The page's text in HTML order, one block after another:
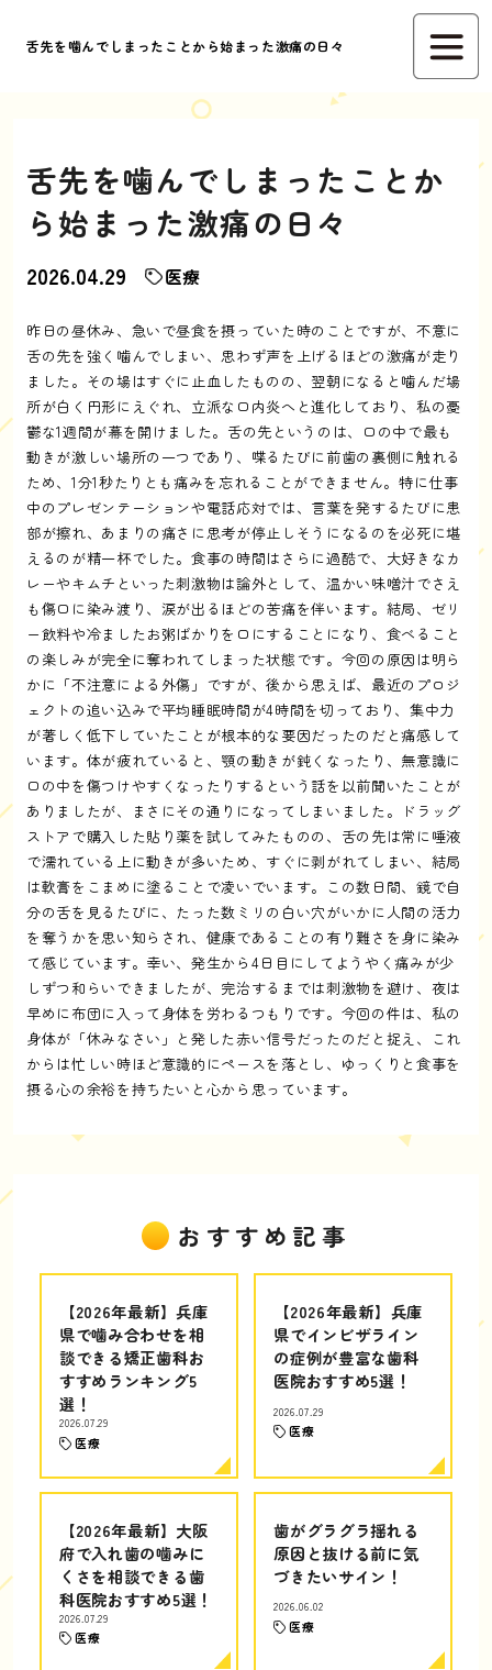
舌先を噛んでしまったことから始まった激痛の日々
舌先を噛んでしまったことか
ら始まった激痛の日々
2026.04.29 医療
昨日の昼休み、急いで昼食を摂っていた時のことですが、不意に
舌の先を強く噛んでしまい、思わず声を上げるほどの激痛が走り
ました。その場はすぐに止血したものの、翌朝になると噛んだ場
所が白く円形にえぐれ、立派な口内炎へと進化しており、私の憂
鬱な1週間が幕を開けました。舌の先というのは、口の中で最も
動きが激しい場所の一つであり、喋るたびに前歯の裏側に触れる
ため、1分1秒たりとも痛みを忘れることができません。特に仕事
中のプレゼンテーションや電話応対では、言葉を発するたびに患
部が擦れ、あまりの痛さに思考が停止しそうになるのを必死に堪
えるのが精一杯でした。食事の時間はさらに過酷で、大好きなカ
レーやキムチといった刺激物は論外として、温かい味噌汁でさえ
も傷口に染み渡り、涙が出るほどの苦痛を伴います。結局、ゼリ
ー飲料や冷ましたお粥ばかりを口にすることになり、食べること
の楽しみが完全に奪われてしまった状態です。今回の原因は明ら
かに「不注意による外傷」ですが、後から思えば、最近のプロジ
ェクトの追い込みで平均睡眠時間が4時間を切っており、集中力
が著しく低下していたことが根本的な要因だったのだと痛感して
います。体が疲れていると、顎の動きが鈍くなったり、無意識に
口の中を傷つけやすくなったりするという話を以前聞いたことが
ありましたが、まさにその通りになってしまいました。ドラッグ
ストアで購入した貼り薬を試してみたものの、舌の先は常に唾液
で濡れている上に動きが多いため、すぐに剥がれてしまい、結局
は軟膏をこまめに塗ることで凌いでいます。この数日間、鏡で自
分の舌を見るたびに、たった数ミリの白い穴がいかに人間の活力
を奪うかを思い知らされ、健康であることの有り難さを身に染み
て感じています。幸い、発生から4日目にしてようやく痛みが少
しずつ和らいできましたが、完治するまでは刺激物を避け、夜は
早めに布団に入って身体を労わるつもりです。今回の件は、私の
身体が「休みなさい」と発した赤い信号だったのだと捉え、これ
からは忙しい時ほど意識的にペースを落とし、ゆっくりと食事を
摂る心の余裕を持ちたいと心から思っています。
おすすめ記事
【2026年最新】兵庫
県で噛み合わせを相
談できる矯正歯科お
すすめランキング5
選！
2026.07.29
医療
【2026年最新】兵庫
県でインビザライン
の症例が豊富な歯科
医院おすすめ5選！
2026.07.29
医療
【2026年最新】大阪
府で入れ歯の噛みに
くさを相談できる歯
科医院おすすめ5選！
2026.07.29
医療
歯がグラグラ揺れる
原因と抜ける前に気
づきたいサイン！
2026.06.02
医療